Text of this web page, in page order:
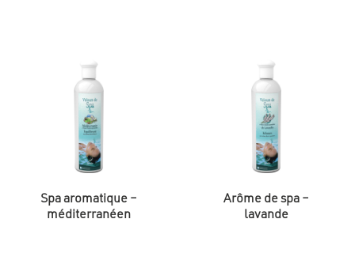
Spa aromatique –
méditerranéen
Arôme de spa –
lavande